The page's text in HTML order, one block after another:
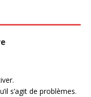
s’agit de problèmes.